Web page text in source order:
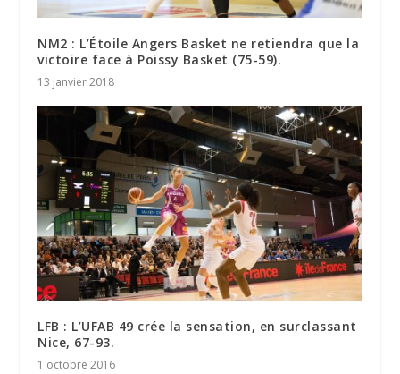
NM2 : L’Étoile Angers Basket ne retiendra que la
victoire face à Poissy Basket (75-59).
13 janvier 2018
LFB : L’UFAB 49 crée la sensation, en surclassant
Nice, 67-93.
1 octobre 2016